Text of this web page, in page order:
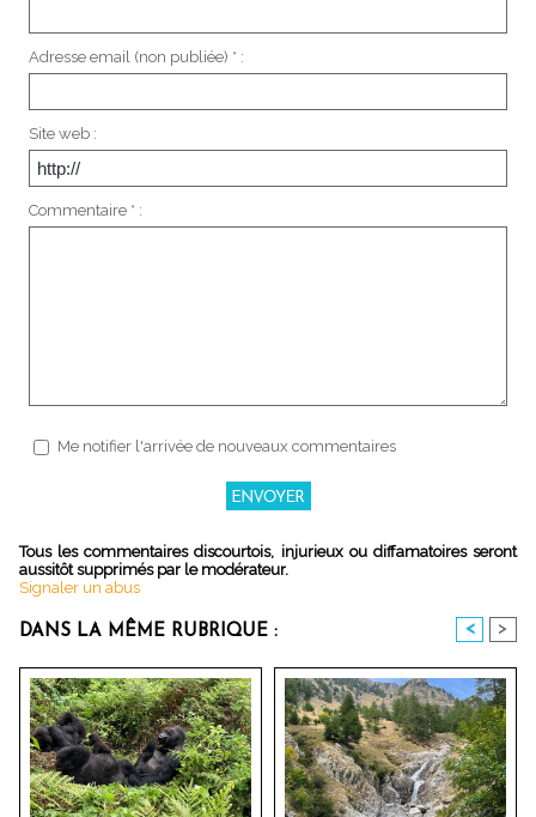
Adresse email (non publiée) * :
Site web :
Commentaire * :
Me notifier l'arrivée de nouveaux commentaires
Tous les commentaires discourtois, injurieux ou diffamatoires seront
aussitôt supprimés par le modérateur.
Signaler un abus
DANS LA MÊME RUBRIQUE : < >